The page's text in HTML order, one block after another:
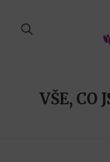
VŠE, CO